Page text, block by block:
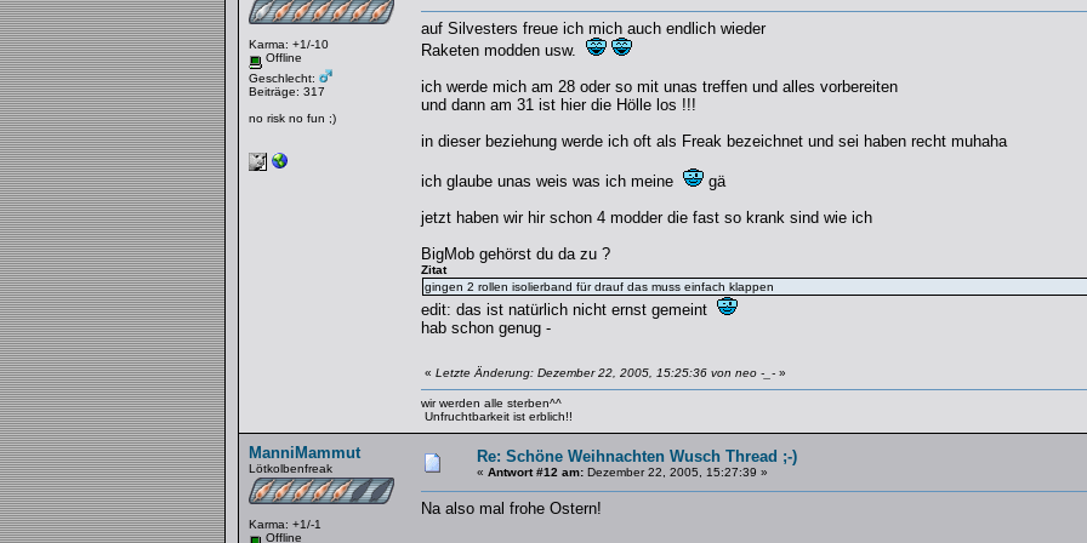
Karma: +1/-10
Offline
Geschlecht:
Beiträge: 317
no risk no fun ;)
auf Silvesters freue ich mich auch endlich wieder
Raketen modden usw.
ich werde mich am 28 oder so mit unas treffen und alles vorbereiten
und dann am 31 ist hier die Hölle los !!!
in dieser beziehung werde ich oft als Freak bezeichnet und sei haben recht muhaha
ich glaube unas weis was ich meine
gä
jetzt haben wir hir schon 4 modder die fast so krank sind wie ich
BigMob gehörst du da zu ?
Zitat
gingen 2 rollen isolierband für drauf das muss einfach klappen
edit: das ist natürlich nicht ernst gemeint
hab schon genug -
« Letzte Änderung: Dezember 22, 2005, 15:25:36 von neo -_-»
wir werden alle sterben^^
Unfruchtbarkeit ist erblich!!
ManniMammut
Lötkolbenfreak
Karma: +1/-1
Offline
Re: Schöne Weihnachten Wusch Thread ;-)
« Antwort #12 am:Dezember 22, 2005, 15:27:39 »
Na also mal frohe Ostern!